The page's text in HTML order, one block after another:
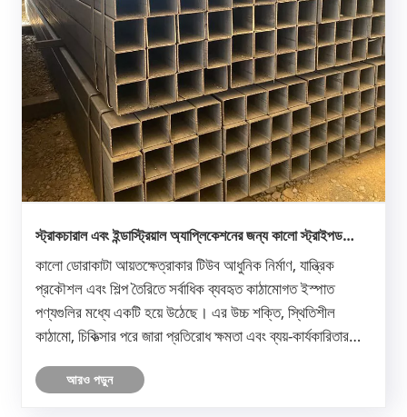
স্ট্রাকচারাল এবং ইন্ডাস্ট্রিয়াল অ্যাপ্লিকেশনের জন্য কালো স্ট্রাইপড
আয়তক্ষেত্রাকার টিউবকে কী সেরা পছন্দ করে তোলে
কালো ডোরাকাটা আয়তক্ষেত্রাকার টিউব আধুনিক নির্মাণ, যান্ত্রিক
প্রকৌশল এবং শিল্প তৈরিতে সর্বাধিক ব্যবহৃত কাঠামোগত ইস্পাত
পণ্যগুলির মধ্যে একটি হয়ে উঠেছে। এর উচ্চ শক্তি, স্থিতিশীল
কাঠামো, চিকিত্সার পরে জারা প্রতিরোধ ক্ষমতা এবং ব্যয়-কার্যকারিতার
আরও পড়ুন